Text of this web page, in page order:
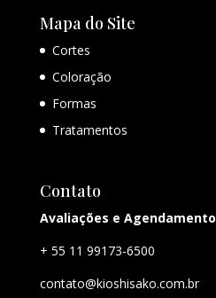
Mapa do Site
Cortes
Coloração
Formas
Tratamentos
Contato
Avaliações e Agendamento
+ 55 11 99173-6500
contato@kioshisako.com.br